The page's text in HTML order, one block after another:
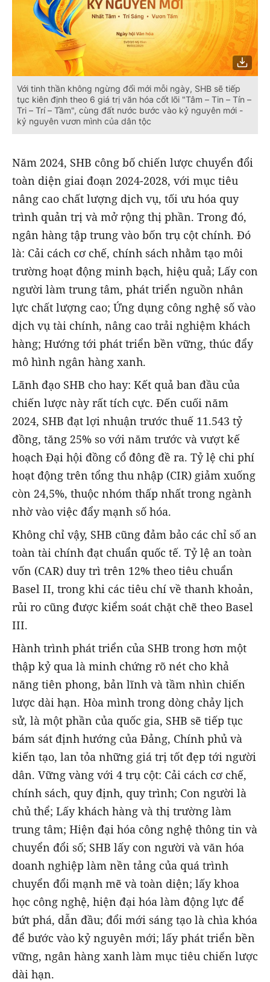
Với tinh thần không ngừng đổi mới mỗi ngày, SHB sẽ tiếp
tục kiên định theo 6 giá trị văn hóa cốt lõi "Tâm – Tin – Tín –
Tri – Trí – Tầm", cùng đất nước bước vào kỷ nguyên mới -
kỷ nguyên vươn mình của dân tộc
Năm 2024, SHB công bố chiến lược chuyển đổi
toàn diện giai đoạn 2024-2028, với mục tiêu
nâng cao chất lượng dịch vụ, tối ưu hóa quy
trình quản trị và mở rộng thị phần. Trong đó,
ngân hàng tập trung vào bốn trụ cột chính. Đó
là: Cải cách cơ chế, chính sách nhằm tạo môi
trường hoạt động minh bạch, hiệu quả; Lấy con
người làm trung tâm, phát triển nguồn nhân
lực chất lượng cao; Ứng dụng công nghệ số vào
dịch vụ tài chính, nâng cao trải nghiệm khách
hàng; Hướng tới phát triển bền vững, thúc đẩy
mô hình ngân hàng xanh.
Lãnh đạo SHB cho hay: Kết quả ban đầu của
chiến lược này rất tích cực. Đến cuối năm
2024, SHB đạt lợi nhuận trước thuế 11.543 tỷ
đồng, tăng 25% so với năm trước và vượt kế
hoạch Đại hội đồng cổ đông đề ra. Tỷ lệ chi phí
hoạt động trên tổng thu nhập (CIR) giảm xuống
còn 24,5%, thuộc nhóm thấp nhất trong ngành
nhờ vào việc đẩy mạnh số hóa.
Không chỉ vậy, SHB cũng đảm bảo các chỉ số an
toàn tài chính đạt chuẩn quốc tế. Tỷ lệ an toàn
vốn (CAR) duy trì trên 12% theo tiêu chuẩn
Basel II, trong khi các tiêu chí về thanh khoản,
rủi ro cũng được kiểm soát chặt chẽ theo Basel
III.
Hành trình phát triển của SHB trong hơn một
thập kỷ qua là minh chứng rõ nét cho khả
năng tiên phong, bản lĩnh và tầm nhìn chiến
lược dài hạn. Hòa mình trong dòng chảy lịch
sử, là một phần của quốc gia, SHB sẽ tiếp tục
bám sát định hướng của Đảng, Chính phủ và
kiến tạo, lan tỏa những giá trị tốt đẹp tới người
dân. Vững vàng với 4 trụ cột: Cải cách cơ chế,
chính sách, quy định, quy trình; Con người là
chủ thể; Lấy khách hàng và thị trường làm
trung tâm; Hiện đại hóa công nghệ thông tin và
chuyển đổi số; SHB lấy con người và văn hóa
doanh nghiệp làm nền tảng của quá trình
chuyển đổi mạnh mẽ và toàn diện; lấy khoa
học công nghệ, hiện đại hóa làm động lực để
bứt phá, dẫn đầu; đổi mới sáng tạo là chìa khóa
để bước vào kỷ nguyên mới; lấy phát triển bền
vững, ngân hàng xanh làm mục tiêu chiến lược
dài hạn.